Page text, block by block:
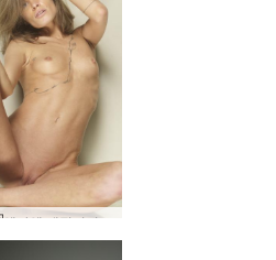
엠마엠 매직미러 #20